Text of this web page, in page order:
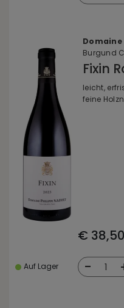
Burgund
Fixin
leicht,
feine
€
Auf Lager - 1